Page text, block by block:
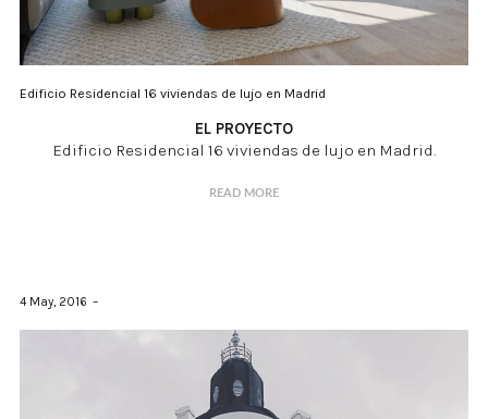
Edificio Residencial 16 viviendas de lujo en Madrid
EL PROYECTO
Edificio Residencial 16 viviendas de lujo en Madrid.
READ MORE
4 May, 2016